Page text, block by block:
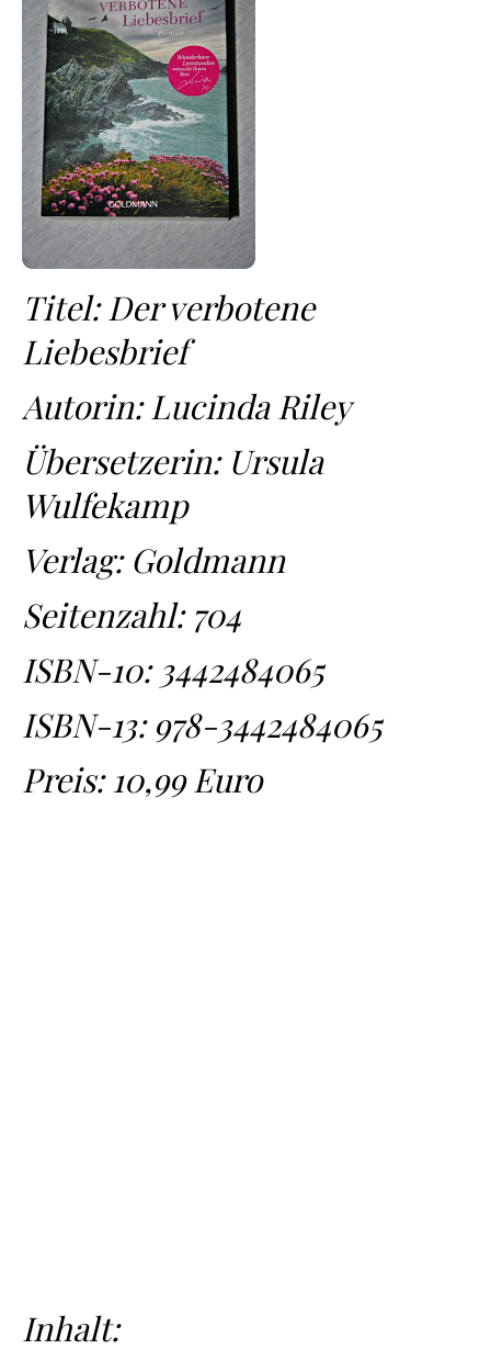
Titel: Der verbotene
Liebesbrief
Autorin: Lucinda Riley
Übersetzerin: Ursula
Wulfekamp
Verlag: Goldmann
Seitenzahl: 704
ISBN-10: 3442484065
ISBN-13: 978-3442484065
Preis: 10,99 Euro
Inhalt: